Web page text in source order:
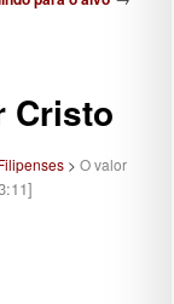
Cristo
> O valor